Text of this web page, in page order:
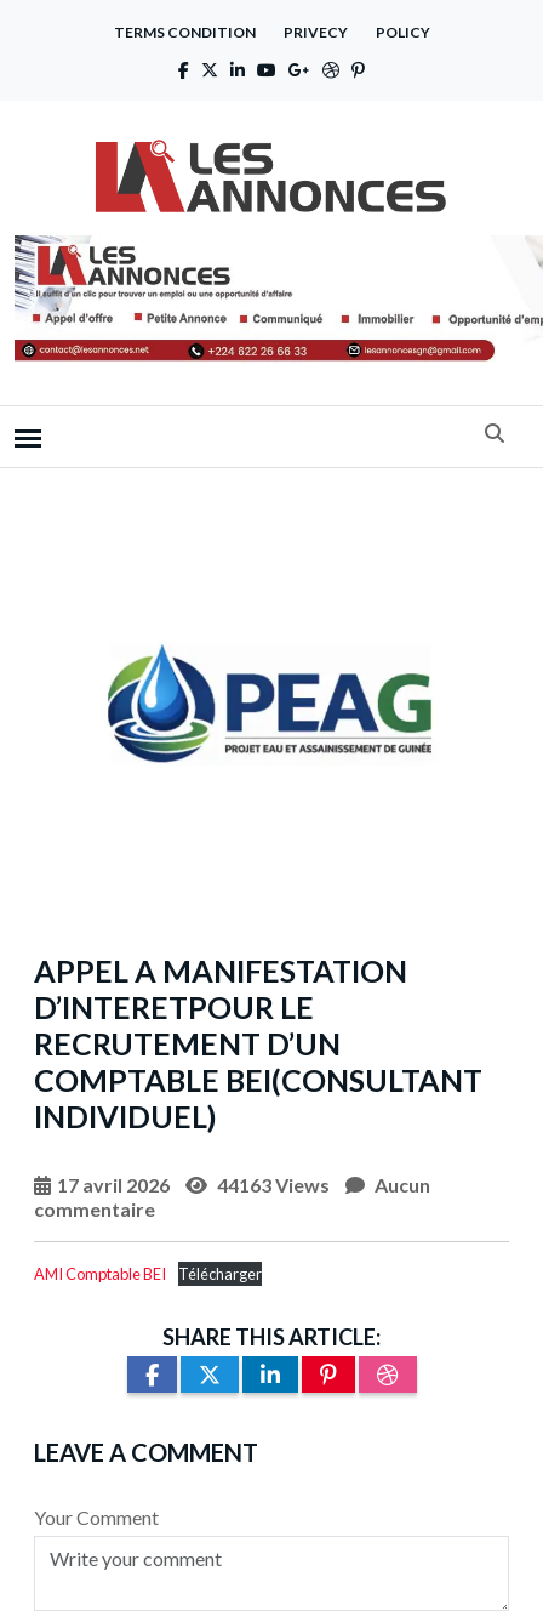
TERMS CONDITION PRIVECY POLICY
APPEL A MANIFESTATION
D’INTERETPOUR LE
RECRUTEMENT D’UN
COMPTABLE BEI(CONSULTANT
INDIVIDUEL)
17 avril 2026 44163 Views
Aucun
commentaire
AMI Comptable BEI Télécharger
SHARE THIS ARTICLE:
LEAVE A COMMENT
Your Comment